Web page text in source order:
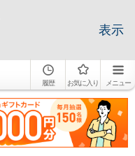
表示
履歴 お気に入り メニュー